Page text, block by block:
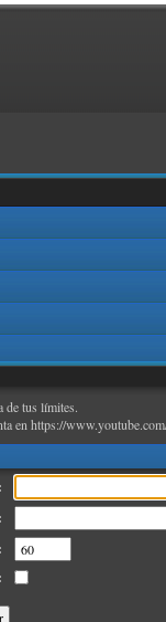
de tus límites.
en https://